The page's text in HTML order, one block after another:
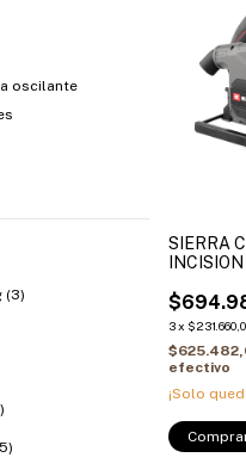
oscilante
(3)
SIERRA
3x
efectivo
¡Solo